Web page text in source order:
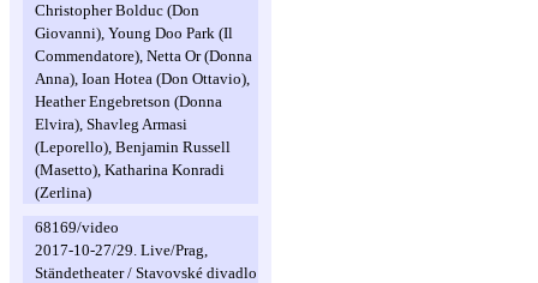
Christopher Bolduc (Don
Giovanni), Young Doo Park (Il
Commendatore), Netta Or (Donna
Anna), Ioan Hotea (Don Ottavio),
Heather Engebretson (Donna
Elvira), Shavleg Armasi
(Leporello), Benjamin Russell
(Masetto), Katharina Konradi
(Zerlina)
68169/video
2017-10-27/29. Live/Prag,
Ständetheater / Stavovské divadlo